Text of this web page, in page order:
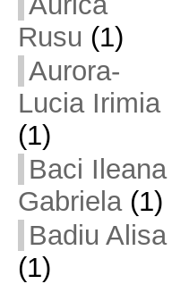
Rusu (1)
Aurora-
Lucia Irimia
(1)
Baci Ileana
Gabriela(1)
Badiu Alisa
(1)